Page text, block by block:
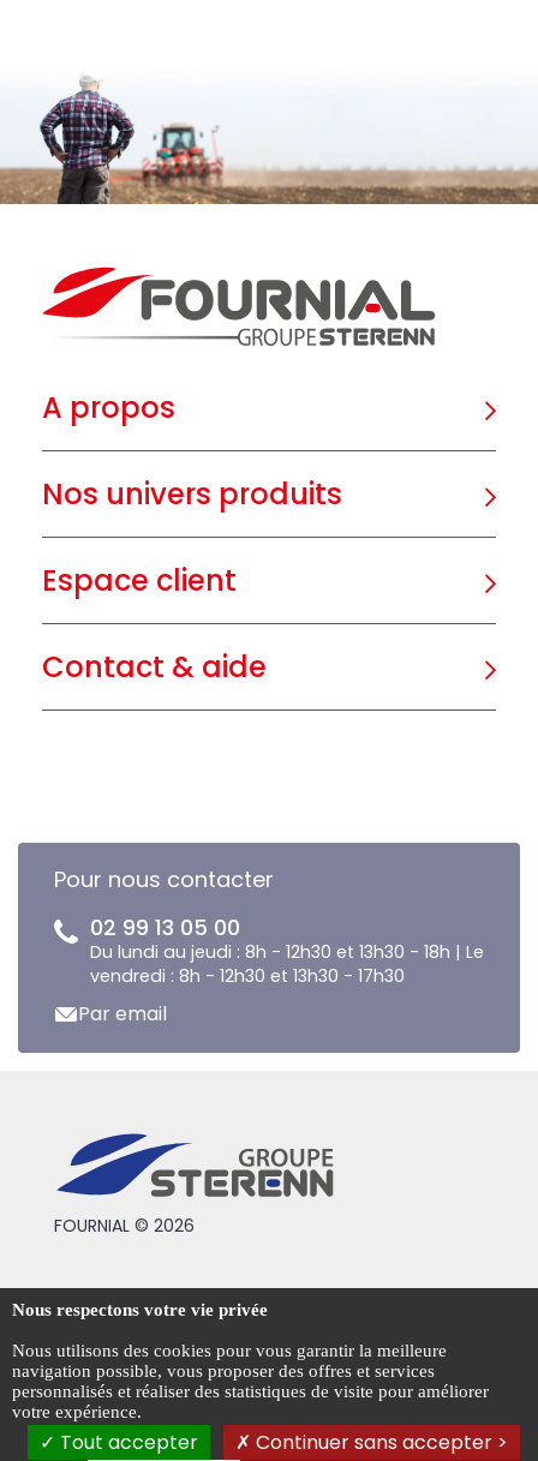
A propos
Nos univers produits
Espace client
Contact & aide
Pour nous contacter
02 99 13 05 00
Du lundi au jeudi : 8h - 12h30 et 13h30 - 18h | Le
vendredi : 8h - 12h30 et 13h30 - 17h30
Par email
FOURNIAL © 2026
Conditions générales de vente
Mentions légales
Politique de confidentialité
Gestion des cookies
Nous respectons votre vie privée
Nous utilisons des cookies pour vous garantir la meilleure
navigation possible, vous proposer des offres et services
personnalisés et réaliser des statistiques de visite pour améliorer
votre expérience.
Tout accepter Continuer sans accepter >